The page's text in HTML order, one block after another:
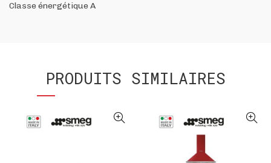
Classe énergétique A
PRODUITS SIMILAIRES